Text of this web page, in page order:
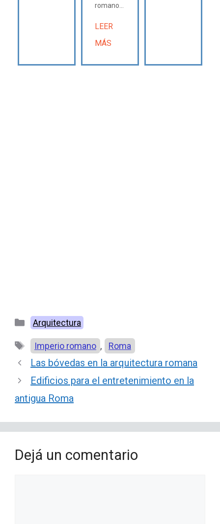
romano...
LEER
MÁS
Categorías
Arquitectura
Etiquetas
Imperio romano , Roma
Las bóvedas en la arquitectura romana
Edificios para el entretenimiento en la
antigua Roma
Dejá un comentario